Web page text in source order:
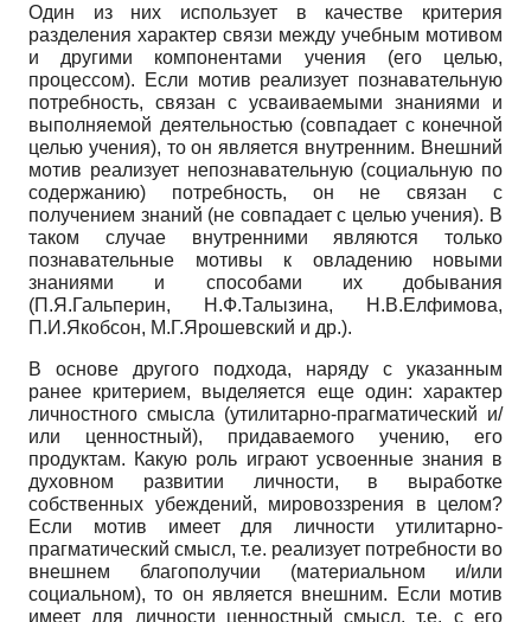
Один из них использует в качестве критерия
разделения характер связи между учебным мотивом
и другими компонентами учения (его целью,
процессом). Если мотив реализует познавательную
потребность, связан с усваиваемыми знаниями и
выполняемой деятельностью (совпадает с конечной
целью учения), то он является внутренним. Внешний
мотив реализует непознавательную (социальную по
содержанию) потребность, он не связан с
получением знаний (не совпадает с целью учения). В
таком случае внутренними являются только
познавательные мотивы к овладению новыми
знаниями и способами их добывания
(П.Я.Гальперин, Н.Ф.Талызина, Н.В.Елфимова,
П.И.Якобсон, М.Г.Ярошевский и др.).
В основе другого подхода, наряду с указанным
ранее критерием, выделяется еще один: характер
личностного смысла (утилитарно-прагматический и/
или ценностный), придаваемого учению, его
продуктам. Какую роль играют усвоенные знания в
духовном развитии­ личности, в выработке
собственных убеждений, мировоззрения в целом?
Если мотив имеет для личности утилитарно-
прагматический смысл, т.е. реализует потребности во
внешнем благополучии (материальном и/или
социальном), то он является внешним. Если мотив
имеет для личности ценностный смысл, т.е. с его